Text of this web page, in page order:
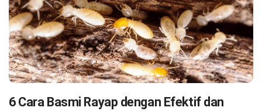
6 Cara Basmi Rayap dengan Efektif dan